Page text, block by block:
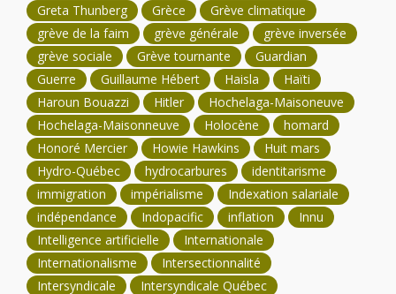
Greta Thunberg
Grèce
Grève climatique
grève de la faim
grève générale
grève inversée
grève sociale
Grève tournante
Guardian
Guerre
Guillaume Hébert Haisla
Haïti
Haroun Bouazzi
Hitler
Hochelaga-Maisoneuve
Hochelaga-Maisonneuve
Holocène
homard
Honoré Mercier
Howie Hawkins
Huit mars
Hydro-Québec
hydrocarbures
identitarisme
immigration
impérialisme
Indexation salariale
indépendance
Indopacific inflation
Innu
Intelligence artificielle
Internationale
Internationalisme
Intersectionnalité
Intersyndicale
Intersyndicale Québec